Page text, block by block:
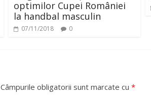
optimilor Cupei României
la handbal masculin
07/11/2018 0
Câmpurile obligatorii sunt marcate cu *